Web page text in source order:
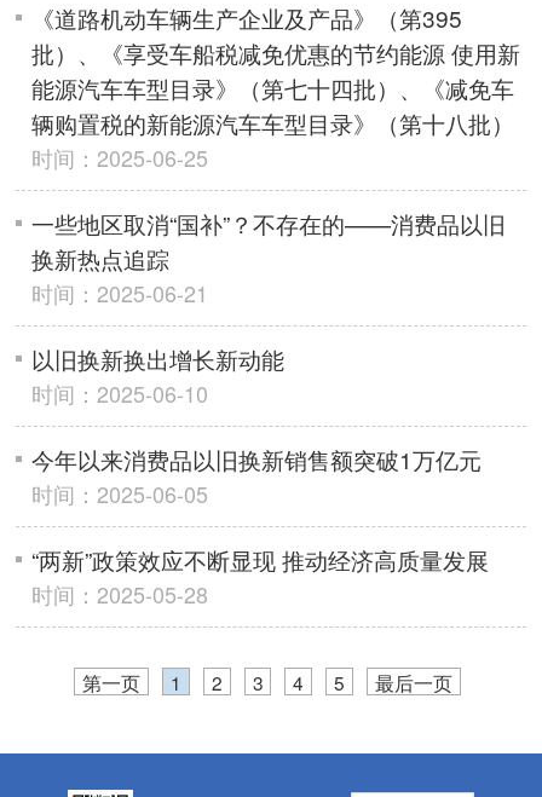
《道路机动车辆生产企业及产品》（第395
批）、《享受车船税减免优惠的节约能源 使用新
能源汽车车型目录》（第七十四批）、《减免车
辆购置税的新能源汽车车型目录》（第十八批）
时间：2025-06-25
一些地区取消“国补”？不存在的——消费品以旧
换新热点追踪
时间：2025-06-21
以旧换新换出增长新动能
时间：2025-06-10
今年以来消费品以旧换新销售额突破1万亿元
时间：2025-06-05
“两新”政策效应不断显现 推动经济高质量发展
时间：2025-05-28
第一页 1 2 3 4 5 最后一页